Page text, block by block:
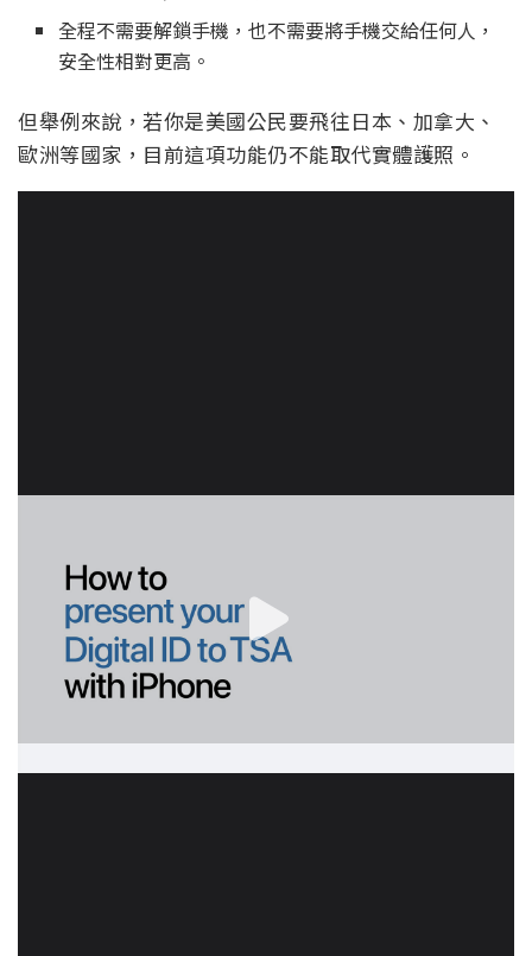
全程不需要解鎖手機，也不需要將手機交給任何人，
安全性相對更高。
但舉例來說，若你是美國公民要飛往日本、加拿大、
歐洲等國家，目前這項功能仍不能取代實體護照。